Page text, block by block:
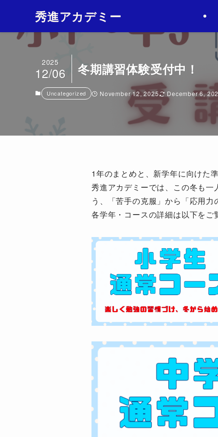
秀進アカデミー
冬期講習体験受付中！
2025
12/06
Uncategorized November 12, 2025 December 6,
1年のまとめと、新学年に向けた
秀進アカデミーでは、この冬も
う、「苦手の克服」から「応用
各学年・コースの詳細は以下をご